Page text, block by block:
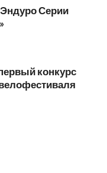
Серии
конкурс